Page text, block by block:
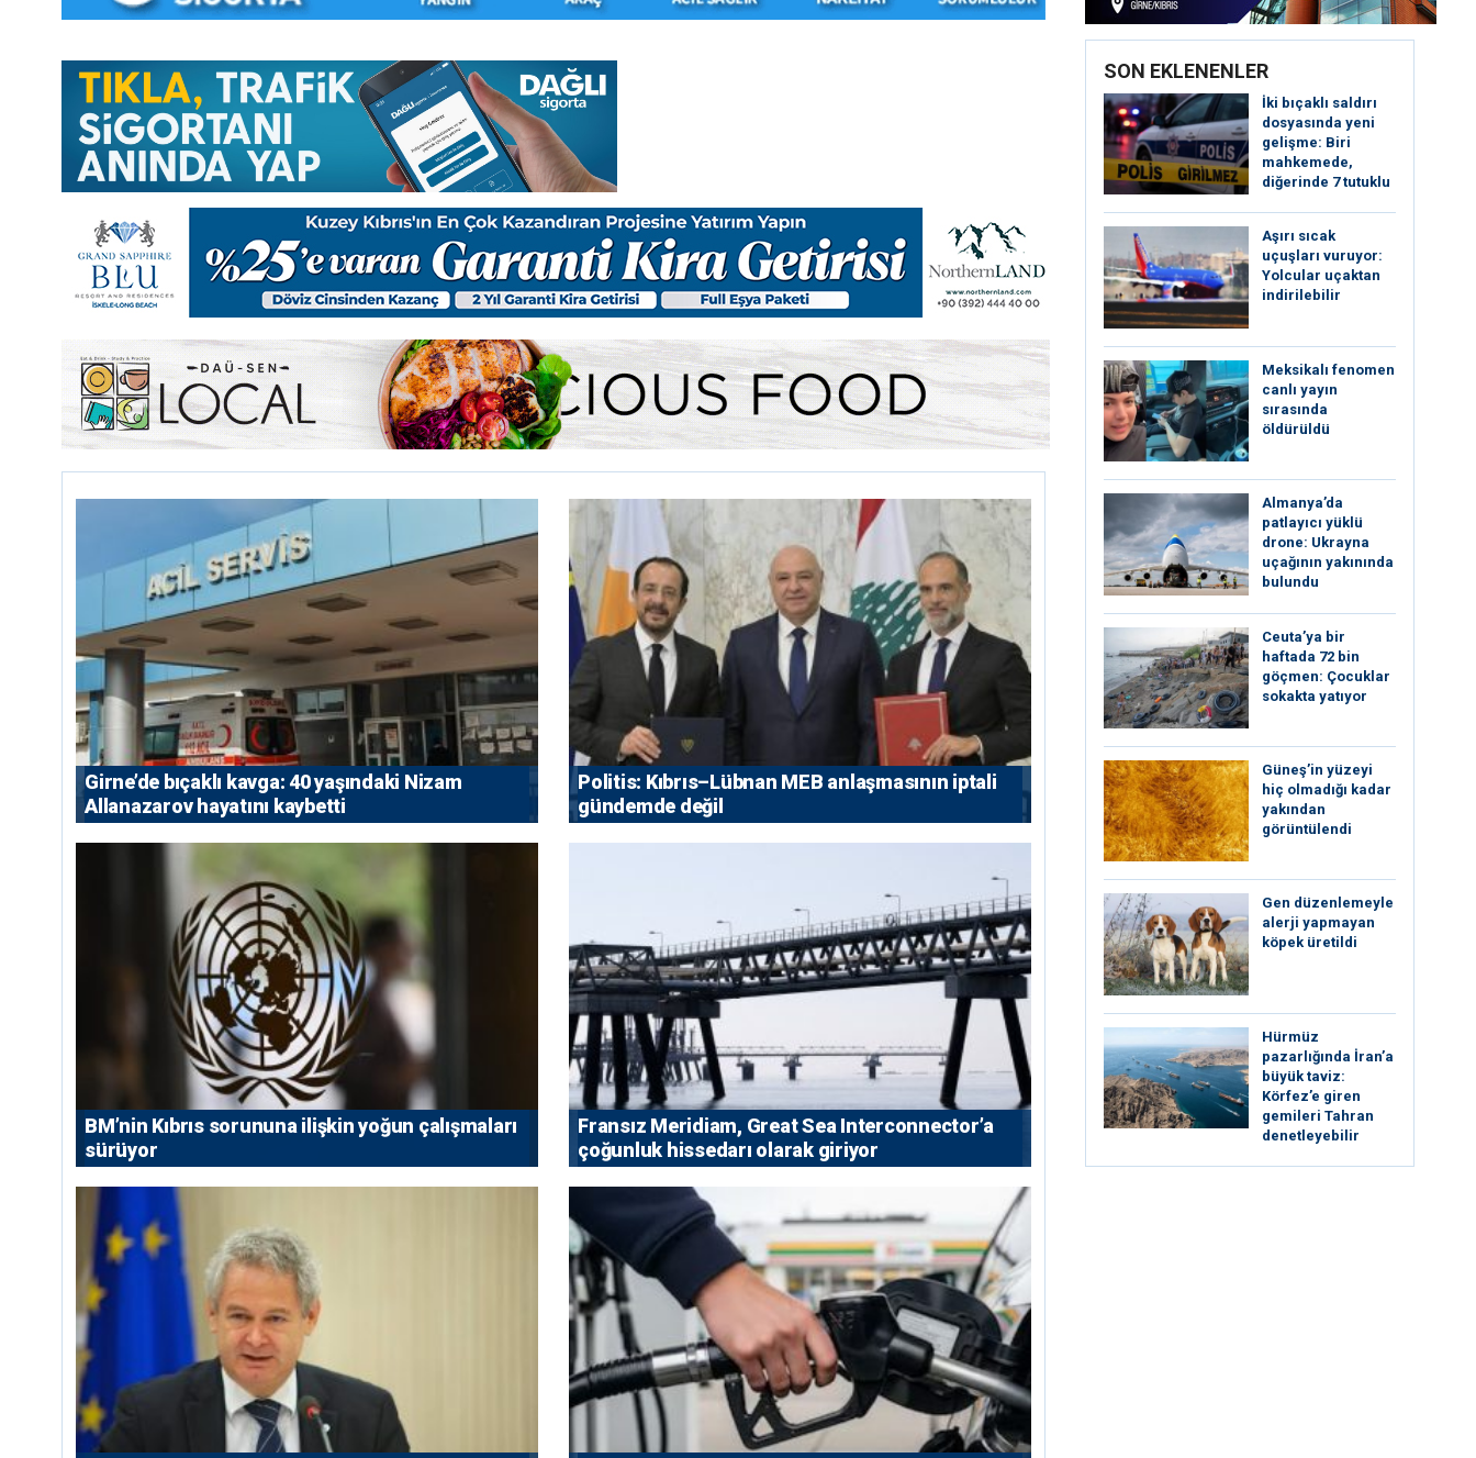
Girne’de bıçaklı kavga: 40 yaşındaki Nizam
Allanazarov hayatını kaybetti
Politis: Kıbrıs–Lübnan MEB anlaşmasının iptali
gündemde değil
BM’nin Kıbrıs sorununa ilişkin yoğun çalışmaları
sürüyor
Fransız Meridiam, Great Sea Interconnector’a
çoğunluk hissedarı olarak giriyor
SON EKLENENLER
İki bıçaklı saldırı
dosyasında yeni
gelişme: Biri
mahkemede,
diğerinde 7 tutuklu
Aşırı sıcak
uçuşları vuruyor:
Yolcular uçaktan
indirilebilir
Meksikalı fenomen
canlı yayın
sırasında
öldürüldü
Almanya’da
patlayıcı yüklü
drone: Ukrayna
uçağının yakınında
bulundu
Ceuta’ya bir
haftada 72 bin
göçmen: Çocuklar
sokakta yatıyor
Güneş’in yüzeyi
hiç olmadığı kadar
yakından
görüntülendi
Gen düzenlemeyle
alerji yapmayan
köpek üretildi
Hürmüz
pazarlığında İran’a
büyük taviz:
Körfez’e giren
gemileri Tahran
denetleyebilir